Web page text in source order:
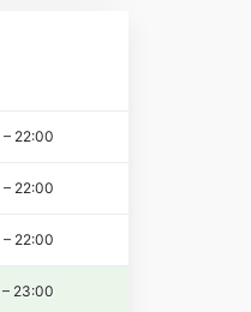
– 22:00
– 22:00
– 22:00
– 23:00